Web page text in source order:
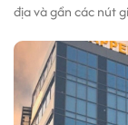
địa và gần các nút